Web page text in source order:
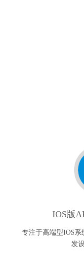
IOS版
专注于高端型IOS系
发